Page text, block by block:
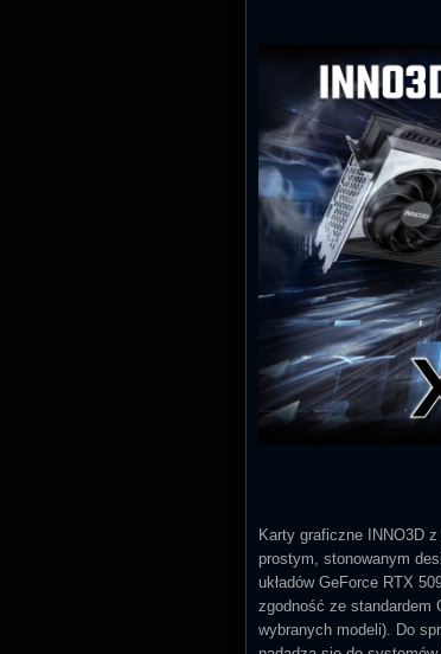
Karty graficzne INNO3D
prostym, stonowanym
układów GeForce RTX
zgodność ze standardem
wybranych modeli). Do